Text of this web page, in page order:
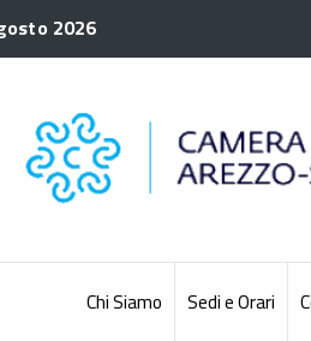
2026
Chi Siamo Sedi e Orari